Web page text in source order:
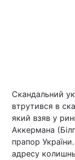
Скандальний
втрутився в
який взяв у
Аккермана
прапор
адресу